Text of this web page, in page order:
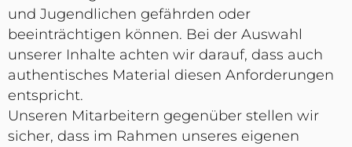
und Jugendlichen gefährden oder
beeinträchtigen können. Bei der Auswahl
unserer Inhalte achten wir darauf, dass auch
authentisches Material diesen Anforderungen
entspricht.
Unseren Mitarbeitern gegenüber stellen wir
sicher, dass im Rahmen unseres eigenen